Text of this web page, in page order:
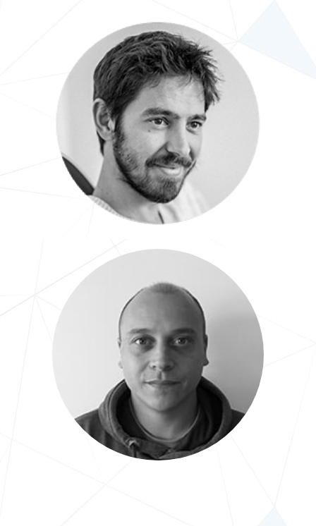
Maxime
Développeur Web
Jérôme
Graphiste Webdesigner